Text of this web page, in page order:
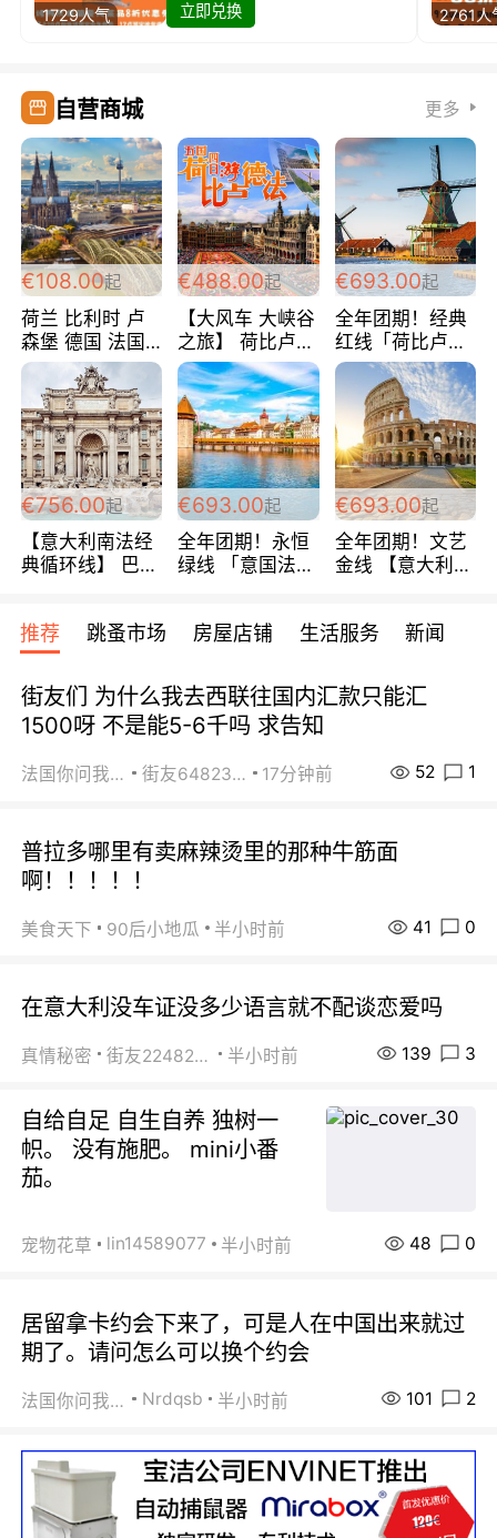
1729人气
立即兑换
2761人
自营商城 更多
€108.00起
荷兰 比利时 卢
森堡 德国 法国
超爽玩遍西欧 循
环线 全程四星宾
馆 108欧/人/天
€488.00起
【大风车 大峡谷
之旅】 荷比卢德
法 巴黎上下 经
典五国四日游
488欧/人
€693.00起
全年团期！经典
红线「荷比卢德
法」七天循环 五
国 仅售99欧/人/
天！巴黎上下！
包拼房~
€756.00起
【意大利南法经
典循环线】 巴黎
宾馆 108欧/天起
全程756欧/位
€693.00起
全年团期！永恒
绿线 「意国法
欧/天起 ~包拼房
€693.00起
全年团期！文艺
金线 【意大利一
每周铁发！
推荐 跳蚤市场 房屋店铺 生活服务 新闻
街友们 为什么我去西联往国内汇款只能汇
1500呀 不是能5-6千吗 求告知
法国你问我答 街友64823891 17分钟前 52 1
普拉多哪里有卖麻辣烫里的那种牛筋面
啊！！！！！
美食天下 90后小地瓜 半小时前 41 0
在意大利没车证没多少语言就不配谈恋爱吗
真情秘密 街友22482465 半小时前 139 3
自给自足 自生自养 独树一
帜。 没有施肥。 mini小番
茄。
宠物花草 lin14589077 半小时前 48 0
居留拿卡约会下来了，可是人在中国出来就过
期了。请问怎么可以换个约会
法国你问我答 Nrdqsb 半小时前 101 2